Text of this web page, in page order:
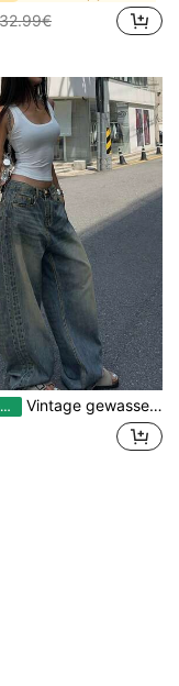
32.99€
EU Warehouse Vintage gewassen blauwe jeans met wijde pijpen, Amerikaanse losse casual wijde pijpen slepende broek, damesmode voor herfst Y2K streetwear